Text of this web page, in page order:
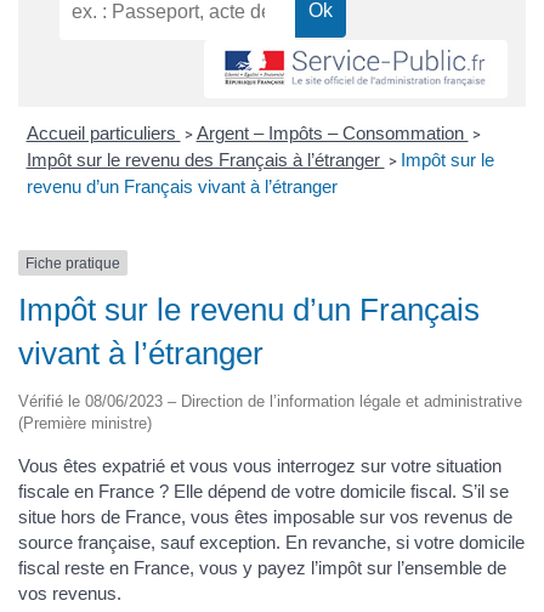
Accueil particuliers > Argent – Impôts – Consommation >
Impôt sur le revenu des Français à l’étranger > Impôt sur le
revenu d’un Français vivant à l’étranger
Fiche pratique
Impôt sur le revenu d’un Français
vivant à l’étranger
Vérifié le 08/06/2023 – Direction de l’information légale et administrative
(Première ministre)
Vous êtes expatrié et vous vous interrogez sur votre situation
fiscale en France ? Elle dépend de votre domicile fiscal. S’il se
situe hors de France, vous êtes imposable sur vos revenus de
source française, sauf exception. En revanche, si votre domicile
fiscal reste en France, vous y payez l’impôt sur l’ensemble de
vos revenus.